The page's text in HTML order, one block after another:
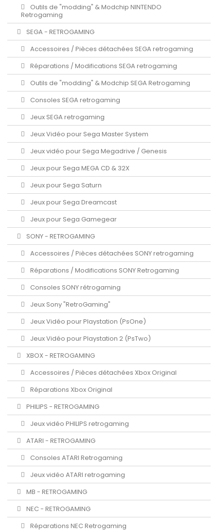
Outils de "modding" & Modchip NINTENDO
Retrogaming
SEGA - RETROGAMING
Accessoires / Pièces détachées SEGA retrogaming
Réparations / Modifications SEGA retrogaming
Outils de "modding" & Modchip SEGA Retrogaming
Consoles SEGA retrogaming
Jeux SEGA retrogaming
Jeux Vidéo pour Sega Master System
Jeux vidéo pour Sega Megadrive / Genesis
Jeux pour Sega MEGA CD & 32X
Jeux pour Sega Saturn
Jeux pour Sega Dreamcast
Jeux pour Sega Gamegear
SONY - RETROGAMING
Accessoires / Pièces détachées SONY retrogaming
Réparations / Modifications SONY Retrogaming
Consoles SONY rétrogaming
Jeux Sony "RetroGaming"
Jeux Vidéo pour Playstation (PsOne)
Jeux Vidéo pour Playstation 2 (PsTwo)
XBOX - RETROGAMING
Accessoires / Pièces détachées Xbox Original
Réparations Xbox Original
PHILIPS - RETROGAMING
Jeux vidéo PHILIPS retrogaming
ATARI - RETROGAMING
Consoles ATARI Retrogaming
Jeux vidéo ATARI retrogaming
MB - RETROGAMING
NEC - RETROGAMING
Réparations NEC Retrogaming